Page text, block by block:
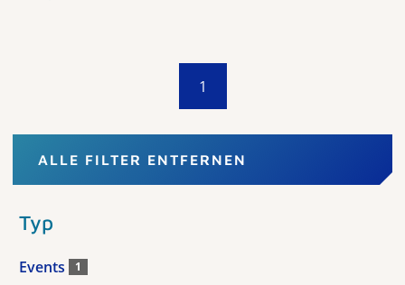
1
ALLE FILTER ENTFERNEN
Typ
Events 1